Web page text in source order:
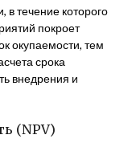
течение которого
покроет
окупаемости, тем
срока
внедрения и
(NPV)